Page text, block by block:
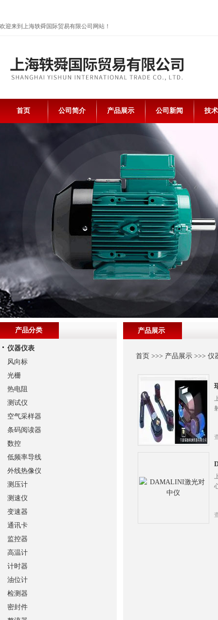
欢迎来到上海轶舜国际贸易有限公司网站！
首页 公司简介 产品展示 公司新闻 技
产品展示
首页 >>> 产品展示 >>>仪
产品分类
仪器仪表
风向标
光栅
热电阻
测试仪
空气采样器
条码阅读器
数控
低频率导线
外线热像仪
测压计
测速仪
变速器
通讯卡
监控器
高温计
计时器
油位计
检测器
密封件